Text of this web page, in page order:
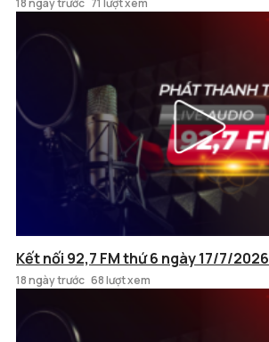
18 ngày trước 71 lượt xem
Kết nối 92,7 FM thứ 6 ngày 17/7/2026
18 ngày trước 68 lượt xem